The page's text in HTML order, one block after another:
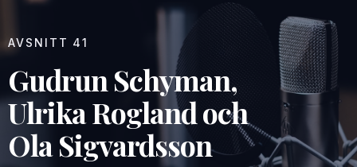
AVSNITT 41
Gudrun Schyman,
Ulrika Rogland och
Ola Sigvardsson